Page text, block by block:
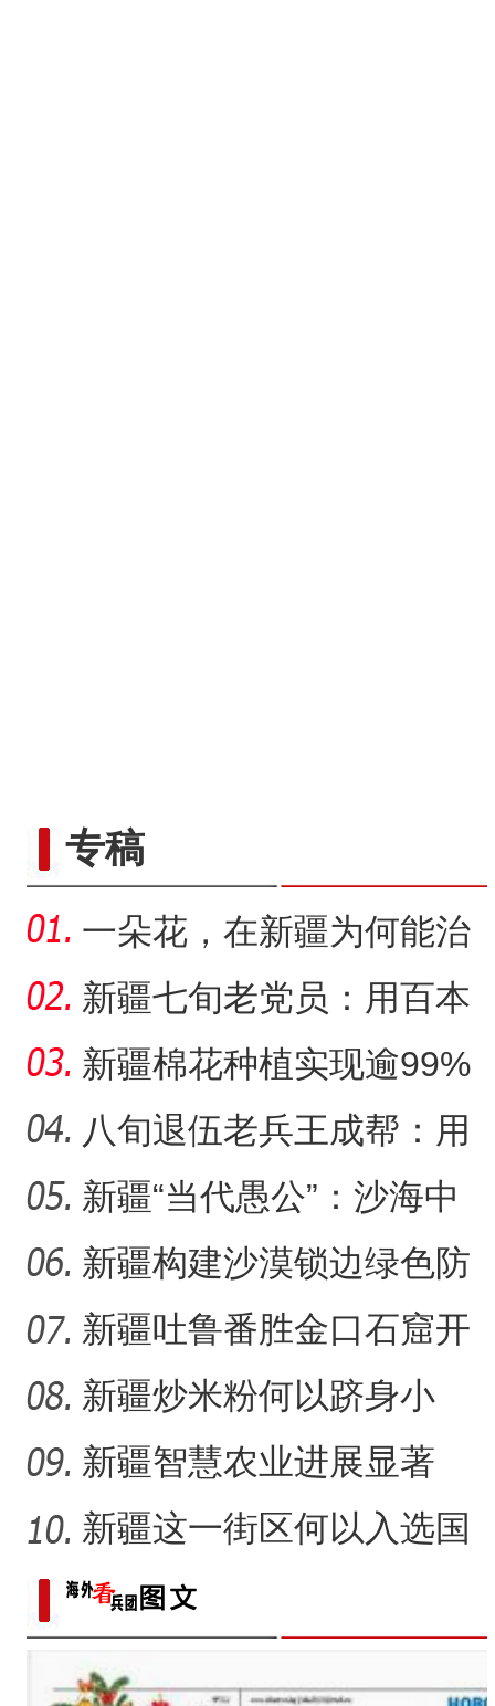
专稿
一朵花，在新疆为何能治
沙又致富？
新疆七旬老党员：用百本
日记记录村子半个多世纪
变
新疆棉花种植实现逾99%
机械化播种
八旬退伍老兵王成帮：用
半生光阴为城市披绿装
新疆“当代愚公”：沙海中
41载“凿”34公里“绿色
新疆构建沙漠锁边绿色防
护带 从“锁边绿化”到“产
新疆吐鲁番胜金口石窟开
放有何特殊意义？
新疆炒米粉何以跻身小
吃“顶流”？
新疆智慧农业进展显著
新疆这一街区何以入选国
家级旅游休闲街区名单？